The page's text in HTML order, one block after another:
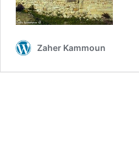
Zaher Kammoun